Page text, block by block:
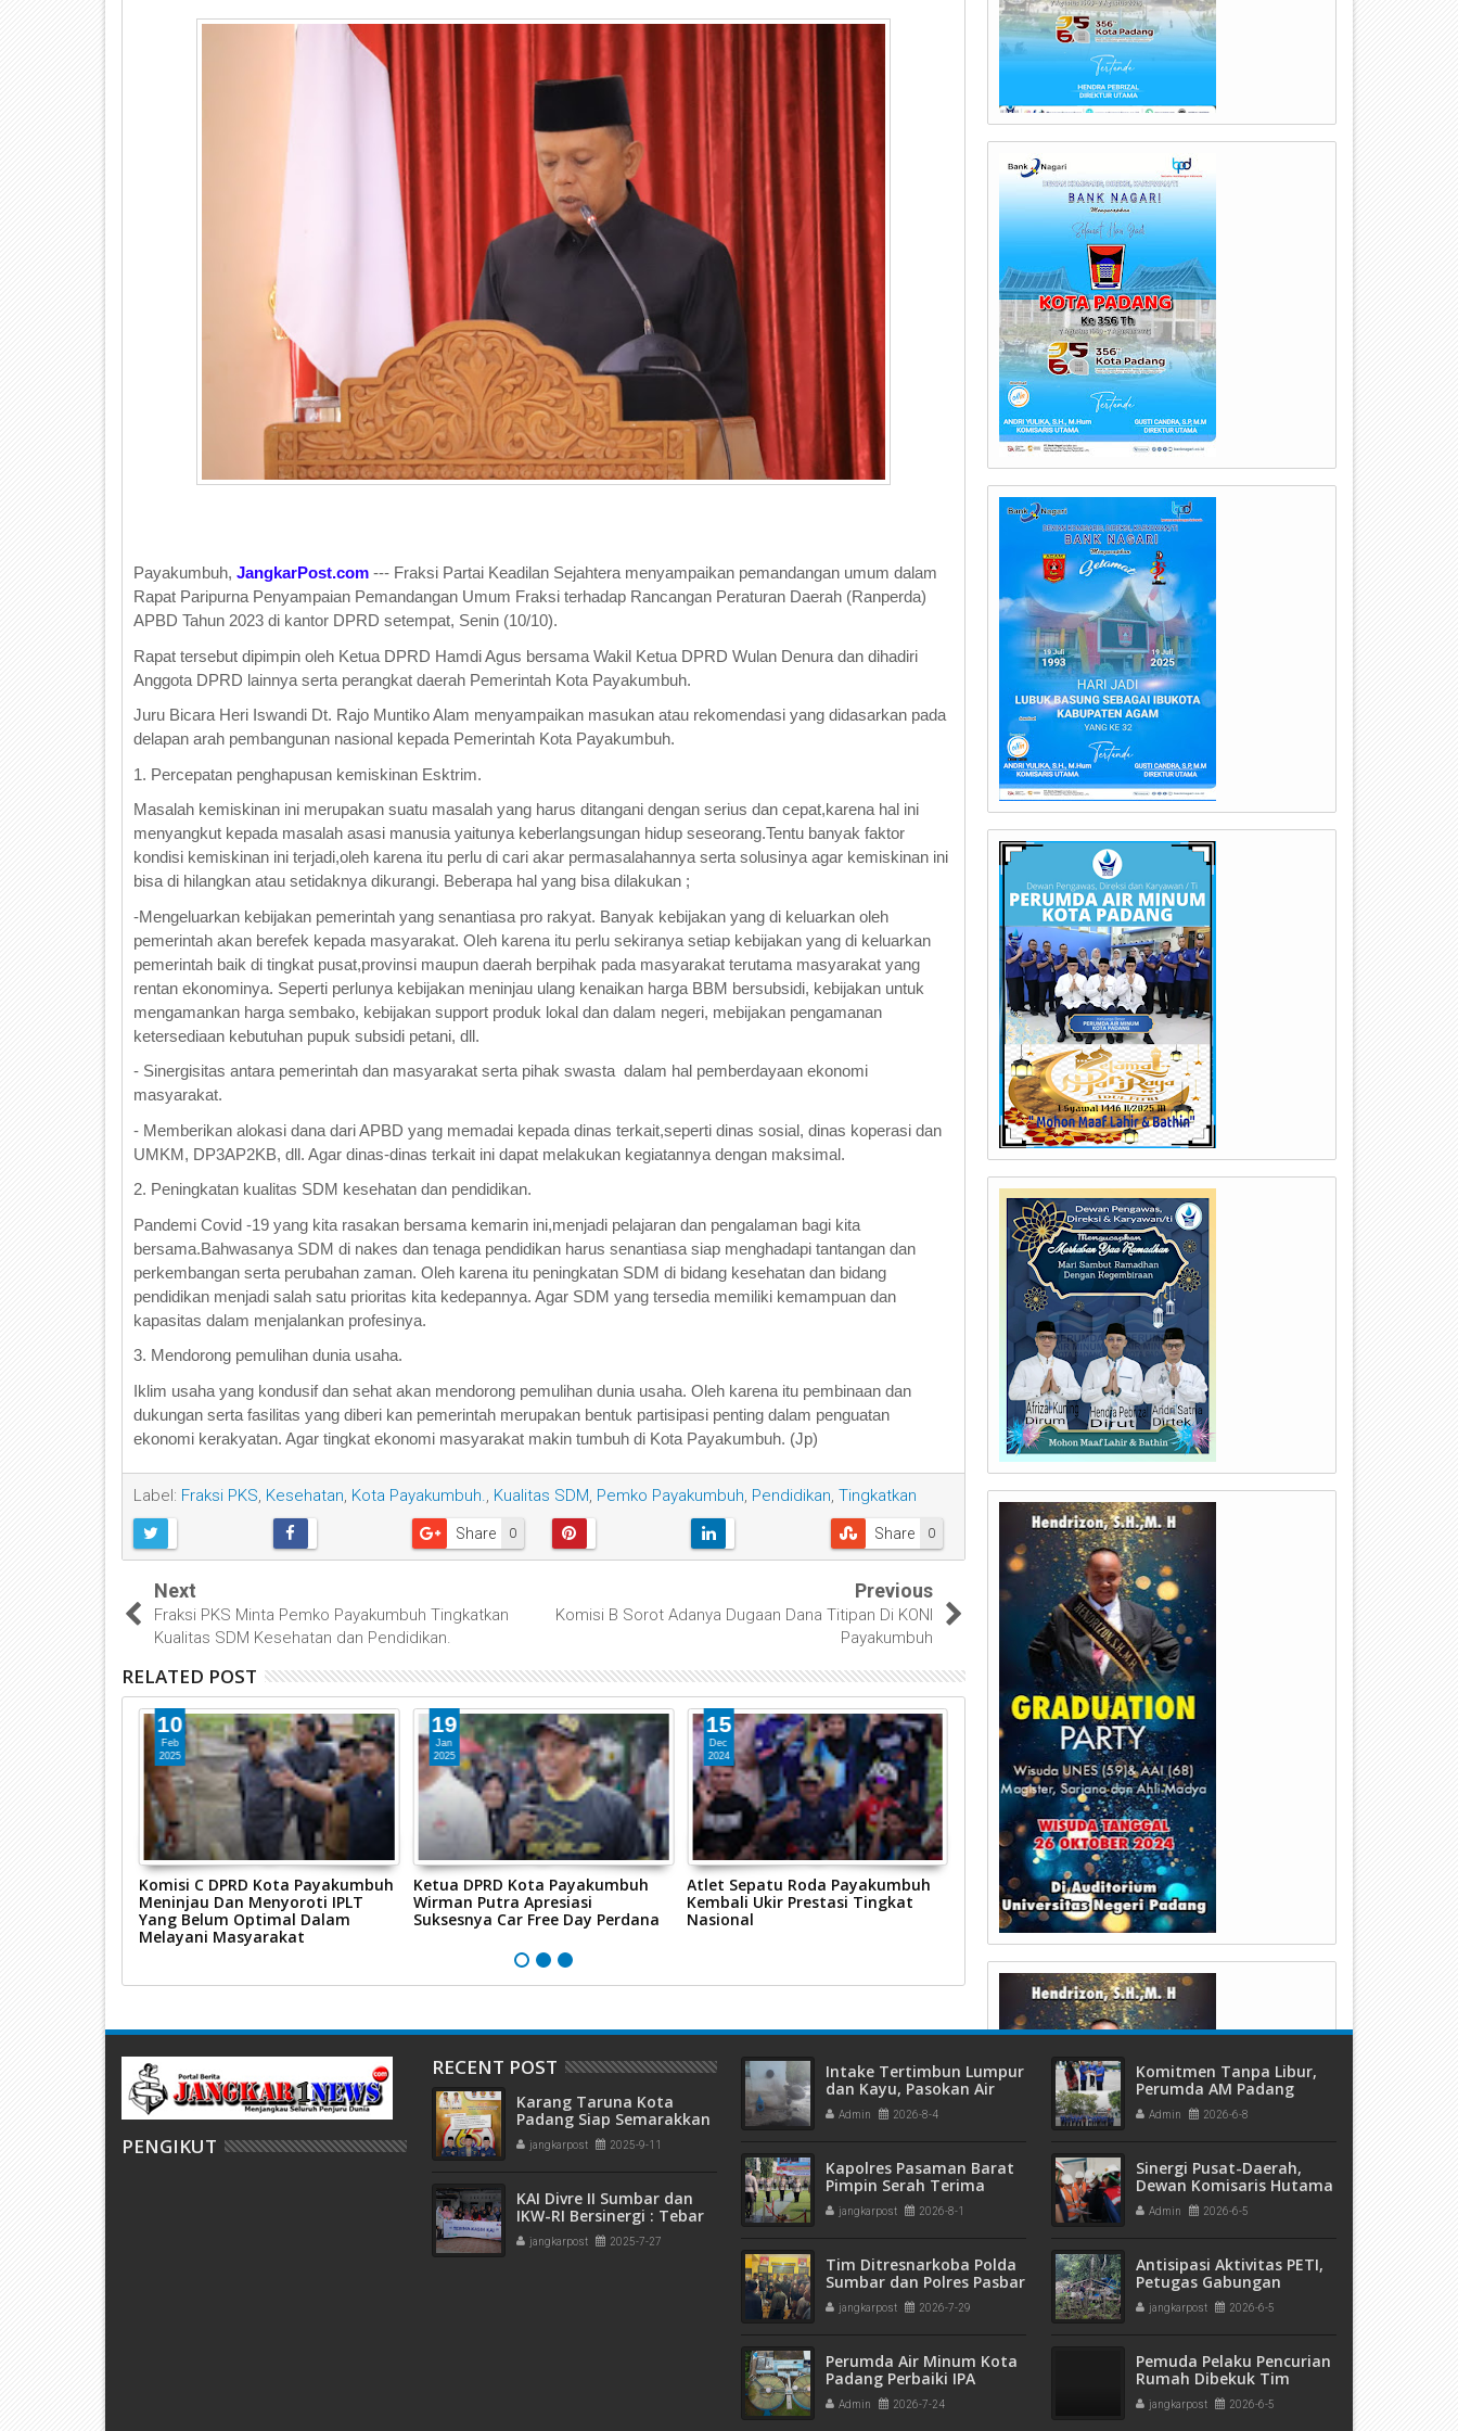
Payakumbuh, JangkarPost.com --- Fraksi Partai Keadilan Sejahtera menyampaikan pemandangan umum dalam
Rapat Paripurna Penyampaian Pemandangan Umum Fraksi terhadap Rancangan Peraturan Daerah (Ranperda)
APBD Tahun 2023 di kantor DPRD setempat, Senin (10/10).
Rapat tersebut dipimpin oleh Ketua DPRD Hamdi Agus bersama Wakil Ketua DPRD Wulan Denura dan dihadiri
Anggota DPRD lainnya serta perangkat daerah Pemerintah Kota Payakumbuh.
Juru Bicara Heri Iswandi Dt. Rajo Muntiko Alam menyampaikan masukan atau rekomendasi yang didasarkan pada
delapan arah pembangunan nasional kepada Pemerintah Kota Payakumbuh.
1. Percepatan penghapusan kemiskinan Esktrim.
Masalah kemiskinan ini merupakan suatu masalah yang harus ditangani dengan serius dan cepat,karena hal ini
menyangkut kepada masalah asasi manusia yaitunya keberlangsungan hidup seseorang.Tentu banyak faktor
kondisi kemiskinan ini terjadi,oleh karena itu perlu di cari akar permasalahannya serta solusinya agar kemiskinan ini
bisa di hilangkan atau setidaknya dikurangi. Beberapa hal yang bisa dilakukan ;
-Mengeluarkan kebijakan pemerintah yang senantiasa pro rakyat. Banyak kebijakan yang di keluarkan oleh
pemerintah akan berefek kepada masyarakat. Oleh karena itu perlu sekiranya setiap kebijakan yang di keluarkan
pemerintah baik di tingkat pusat,provinsi maupun daerah berpihak pada masyarakat terutama masyarakat yang
rentan ekonominya. Seperti perlunya kebijakan meninjau ulang kenaikan harga BBM bersubsidi, kebijakan untuk
mengamankan harga sembako, kebijakan support produk lokal dan dalam negeri, mebijakan pengamanan
ketersediaan kebutuhan pupuk subsidi petani, dll.
- Sinergisitas antara pemerintah dan masyarakat serta pihak swasta dalam hal pemberdayaan ekonomi
masyarakat.
- Memberikan alokasi dana dari APBD yang memadai kepada dinas terkait,seperti dinas sosial, dinas koperasi dan
UMKM, DP3AP2KB, dll. Agar dinas-dinas terkait ini dapat melakukan kegiatannya dengan maksimal.
2. Peningkatan kualitas SDM kesehatan dan pendidikan.
Pandemi Covid -19 yang kita rasakan bersama kemarin ini,menjadi pelajaran dan pengalaman bagi kita
bersama.Bahwasanya SDM di nakes dan tenaga pendidikan harus senantiasa siap menghadapi tantangan dan
perkembangan serta perubahan zaman. Oleh karena itu peningkatan SDM di bidang kesehatan dan bidang
pendidikan menjadi salah satu prioritas kita kedepannya. Agar SDM yang tersedia memiliki kemampuan dan
kapasitas dalam menjalankan profesinya.
3. Mendorong pemulihan dunia usaha.
Iklim usaha yang kondusif dan sehat akan mendorong pemulihan dunia usaha. Oleh karena itu pembinaan dan
dukungan serta fasilitas yang diberi kan pemerintah merupakan bentuk partisipasi penting dalam penguatan
ekonomi kerakyatan. Agar tingkat ekonomi masyarakat makin tumbuh di Kota Payakumbuh. (Jp)
Label: Fraksi PKS, Kesehatan, Kota Payakumbuh., Kualitas SDM, Pemko Payakumbuh, Pendidikan, Tingkatkan
0
Share 0
Share
Next
Fraksi PKS Minta Pemko Payakumbuh Tingkatkan
Kualitas SDM Kesehatan dan Pendidikan.
Previous
Komisi B Sorot Adanya Dugaan Dana Titipan Di KONI
Payakumbuh
RELATED POST
10
Feb
2025
Komisi C DPRD Kota Payakumbuh
Meninjau Dan Menyoroti IPLT
Yang Belum Optimal Dalam
Melayani Masyarakat
19
Jan
2025
Ketua DPRD Kota Payakumbuh
Wirman Putra Apresiasi
Suksesnya Car Free Day Perdana
15
Dec
2024
Atlet Sepatu Roda Payakumbuh
Kembali Ukir Prestasi Tingkat
Nasional
09
Dec
Pelantikan Mabisaka Dan
Pengurusb SBH Kwartir Cabang
0314 Masa Bakti 2020-2025
PENGIKUT
RECENT POST
Karang Taruna Kota
Padang Siap Semarakkan
HUT ke-65 : Dari
Lapangan Hijau hingga
jangkarpost 2025-9-11
KAI Divre II Sumbar dan
IKW-RI Bersinergi : Tebar
Kepedulian Sosial Untuk
Panti Asuhan
jangkarpost 2025-7-27
Intake Tertimbun Lumpur
dan Kayu, Pasokan Air
Bersih di Kota Padang
Terganggu
Admin 2026-8-4
Kapolres Pasaman Barat
Pimpin Serah Terima
Jabatan PJU Polres dan
Kapolsek Sungai Beremas
jangkarpost 2026-8-1
Tim Ditresnarkoba Polda
Sumbar dan Polres Pasbar
Gagalkan Peredaran
Narkotika, 30 Paket Ganja
jangkarpost 2026-7-29
Perumda Air Minum Kota
Padang Perbaiki IPA
Gunung Pangilun, 25 Ribu
Pelanggan Terdampak
Admin 2026-7-24
Komitmen Tanpa Libur,
Perumda AM Padang
Pastikan Air Tetap
Mengalir
Admin 2026-6-8
Sinergi Pusat-Daerah,
Dewan Komisaris Hutama
Karya Tinjau IPA Gunung
Pangilun
Admin 2026-6-5
Antisipasi Aktivitas PETI,
Petugas Gabungan
Menggelar Patroli Ke
Kecamatan Gunung Tuleh
jangkarpost 2026-6-5
Pemuda Pelaku Pencurian
Rumah Dibekuk Tim
Opsnal Satreskrim Polres
Pasaman Barat
jangkarpost 2026-6-5